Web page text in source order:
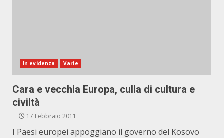
In evidenza Varie
Cara e vecchia Europa, culla di cultura e
civiltà
17 Febbraio 2011
I Paesi europei appoggiano il governo del Kosovo